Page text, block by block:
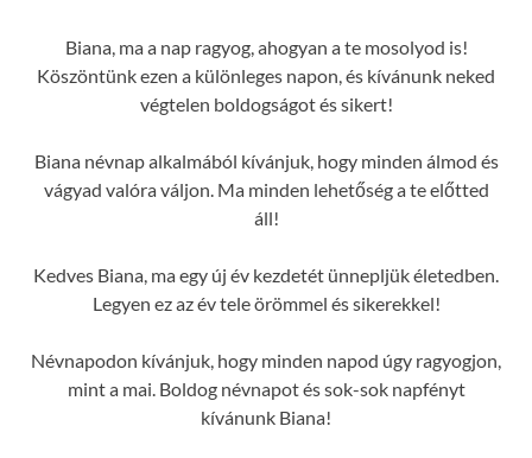
Biana, ma a nap ragyog, ahogyan a te mosolyod is!
Köszöntünk ezen a különleges napon, és kívánunk neked
végtelen boldogságot és sikert!
Biana névnap alkalmából kívánjuk, hogy minden álmod és
vágyad valóra váljon. Ma minden lehetőség a te előtted
áll!
Kedves Biana, ma egy új év kezdetét ünnepljük életedben.
Legyen ez az év tele örömmel és sikerekkel!
Névnapodon kívánjuk, hogy minden napod úgy ragyogjon,
mint a mai. Boldog névnapot és sok-sok napfényt
kívánunk Biana!